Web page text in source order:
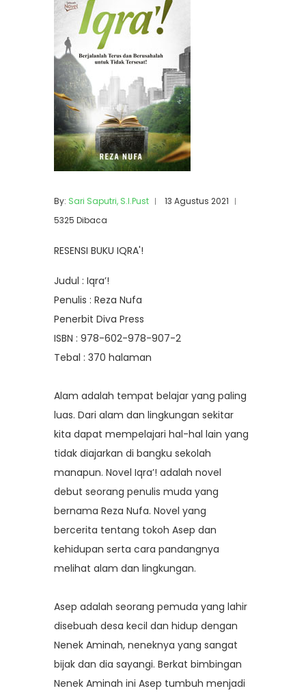
By: Sari Saputri, S.I.Pust
13 Agustus 2021
5325 Dibaca
RESENSI BUKU IQRA'!
Judul : Iqra’!
Penulis : Reza Nufa
Penerbit Diva Press
ISBN : 978-602-978-907-2
Tebal : 370 halaman
Alam adalah tempat belajar yang paling
luas. Dari alam dan lingkungan sekitar
kita dapat mempelajari hal-hal lain yang
tidak diajarkan di bangku sekolah
manapun. Novel Iqra’! adalah novel
debut seorang penulis muda yang
bernama Reza Nufa. Novel yang
bercerita tentang tokoh Asep dan
kehidupan serta cara pandangnya
melihat alam dan lingkungan.
Asep adalah seorang pemuda yang lahir
disebuah desa kecil dan hidup dengan
Nenek Aminah, neneknya yang sangat
bijak dan dia sayangi. Berkat bimbingan
Nenek Aminah ini Asep tumbuh menjadi